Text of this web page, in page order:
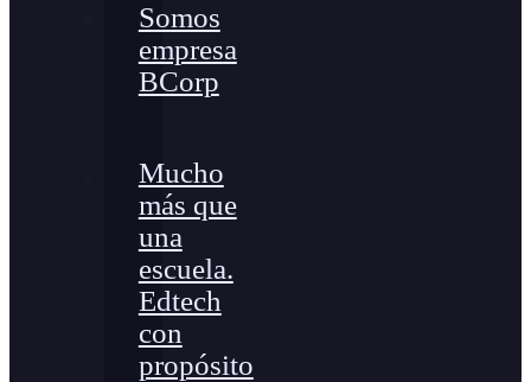
Somos
empresa
BCorp
Mucho
más que
una
escuela.
Edtech
con
propósito